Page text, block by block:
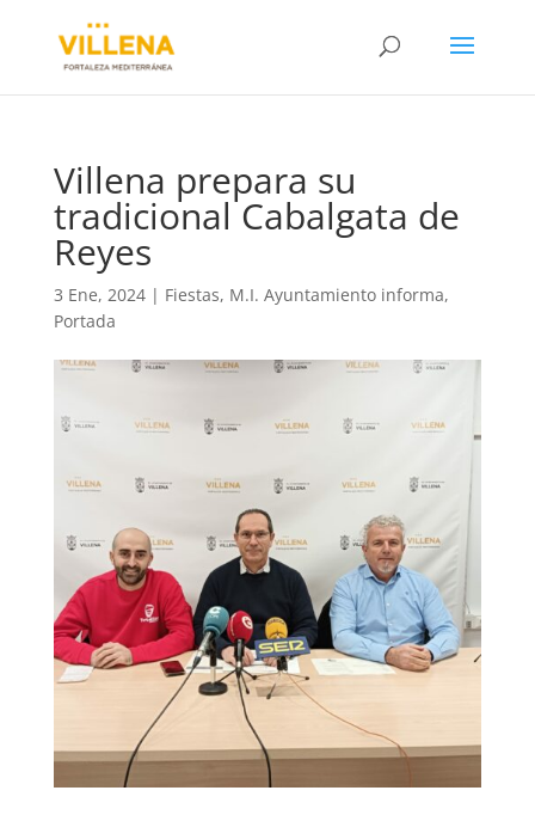
Villena prepara su
tradicional Cabalgata de
Reyes
3 Ene, 2024| Fiestas, M.I. Ayuntamiento informa,
Portada